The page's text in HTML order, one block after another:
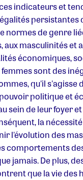
indicateurs et
persistantes
normes de genre
aux masculinités et
économiques,
sont des
qu'il s'agisse
politique et
sein de leur foyer
la
l'évolution des
comportements
jamais. De plus,
que la vie des